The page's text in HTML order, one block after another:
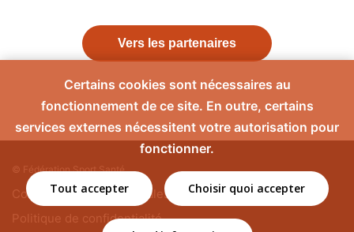
Vers les partenaires
© Fédération Sport Santé
Contact
Mentions légales
Politique de confidentialité
Certains cookies sont nécessaires au
fonctionnement de ce site. En outre, certains
services externes nécessitent votre autorisation pour
fonctionner.
Tout accepter Choisir quoi accepter